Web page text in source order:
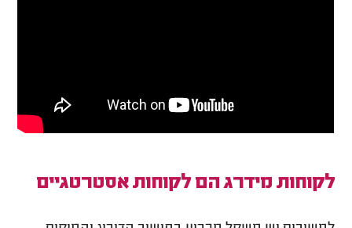
לקוחות מידרג הם לקוחות אסטרטגיים